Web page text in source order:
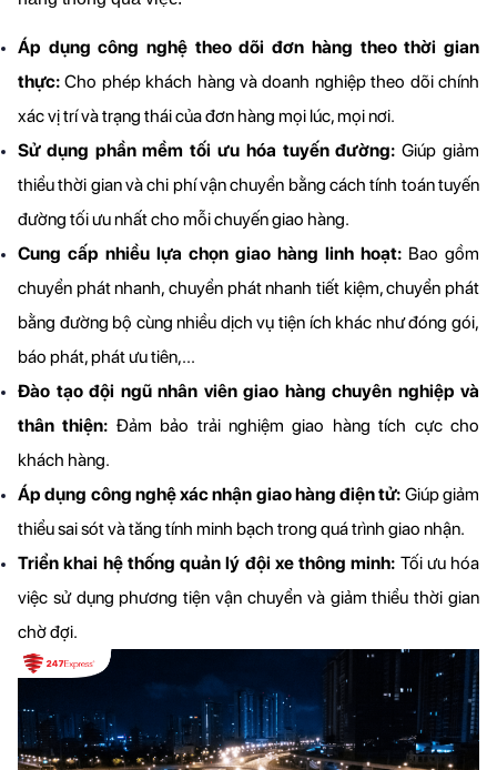
Áp dụng công nghệ theo dõi đơn hàng theo thời gian
thực: Cho phép khách hàng và doanh nghiệp theo dõi chính
xác vị trí và trạng thái của đơn hàng mọi lúc, mọi nơi.
Sử dụng phần mềm tối ưu hóa tuyến đường: Giúp giảm
thiểu thời gian và chi phí vận chuyển bằng cách tính toán tuyến
đường tối ưu nhất cho mỗi chuyến giao hàng.
Cung cấp nhiều lựa chọn giao hàng linh hoạt: Bao gồm
chuyển phát nhanh, chuyển phát nhanh tiết kiệm, chuyển phát
bằng đường bộ cùng nhiều dịch vụ tiện ích khác như đóng gói,
báo phát, phát ưu tiên,...
Đào tạo đội ngũ nhân viên giao hàng chuyên nghiệp và
thân thiện: Đảm bảo trải nghiệm giao hàng tích cực cho
khách hàng.
Áp dụng công nghệ xác nhận giao hàng điện tử: Giúp giảm
thiểu sai sót và tăng tính minh bạch trong quá trình giao nhận.
Triển khai hệ thống quản lý đội xe thông minh: Tối ưu hóa
việc sử dụng phương tiện vận chuyển và giảm thiểu thời gian
chờ đợi.